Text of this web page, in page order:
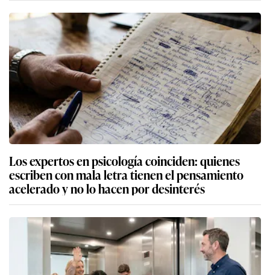
Los expertos en psicología coinciden: quienes
escriben con mala letra tienen el pensamiento
acelerado y no lo hacen por desinterés